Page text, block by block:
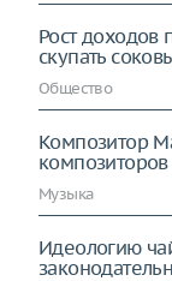
Рост доходов
скупать
Общество
Композитор
композиторов
Музыка
Идеологию